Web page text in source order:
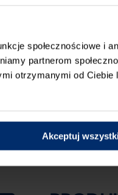
społecznościowe i
partnerom
otrzymanymi od Ciebie
Akceptuj